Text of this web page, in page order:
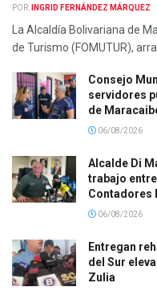
POR: INGRID FERNÁNDEZ MÁRQUEZ
La Alcaldía Bolivariana de
de Turismo (FOMUTUR),
Consejo
servidores
de
06/08/2026
Alcalde Di
trabajo
Contadores
06/08/2026
Entregan
del Sur
Zulia